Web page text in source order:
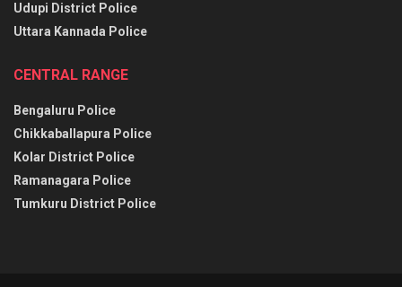
Udupi District Police
Uttara Kannada Police
CENTRAL RANGE
Bengaluru Police
Chikkaballapura Police
Kolar District Police
Ramanagara Police
Tumkuru District Police